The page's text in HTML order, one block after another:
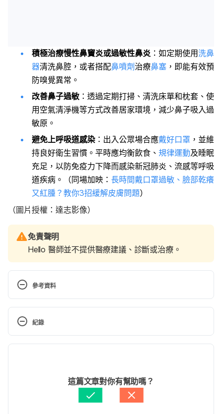
積極治療慢性鼻竇炎或過敏性鼻炎 ：如定期使用洗鼻
器清洗鼻腔，或者搭配鼻噴劑治療鼻塞 ，即能有效預
防嗅覺異常。
改善鼻子過敏 ：透過定期打掃、清洗床單和枕套、使
用空氣清淨機等方式改善居家環境，減少鼻子吸入過
敏原。
避免上呼吸道感染 ：出入公眾場合應戴好口罩 ，並維
持良好衛生習慣。平時應均衡飲食、 規律運動及睡眠
充足，以防免疫力下降而感染新冠肺炎、流感等呼吸
道疾病。（同場加映： 長時間戴口罩過敏、臉部乾癢
又紅腫？教你3招緩解皮膚問題）
（圖片授權：達志影像）
免責聲明
Hello 醫師並不提供醫療建議、診斷或治療。
參考資料
會）
藥物也會引起嗅、味覺異常反應（為恭紀念醫院）
https://www.weigong.org.tw/?
紀錄
連珮妤
張廷碩（查克醫師）
張凱安 Kyle Chang
這篇文章對你有幫助嗎？